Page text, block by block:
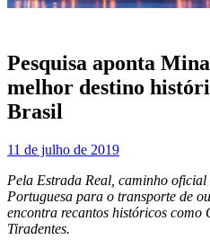
Pesquisa aponta
melhor destino
Brasil
11 de julho de 2019
Pela Estrada Real, caminho
Portuguesa para o transporte de
encontra recantos históricos como
Tiradentes.